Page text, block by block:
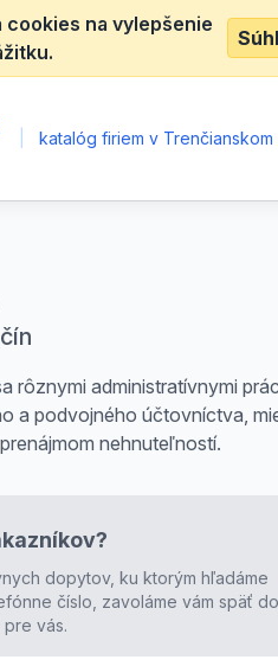
cookies na vylepšenie
katalóg firiem v Trenčianskom
rôznymi administratívnymi
a podvojného účtovníctva,
nehnuteľností.
dopytov, ku ktorým hľadáme
číslo, zavoláme vám späť
vás.